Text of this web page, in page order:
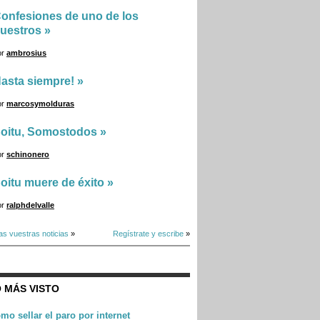
de uno de los
»
ambrosius
siempre! »
marcosymolduras
Somostodos »
schinonero
muere de éxito »
ralphdelvalle
vuestras noticias » Regístrate y escribe »
MÁS VISTO
sellar el paro por internet